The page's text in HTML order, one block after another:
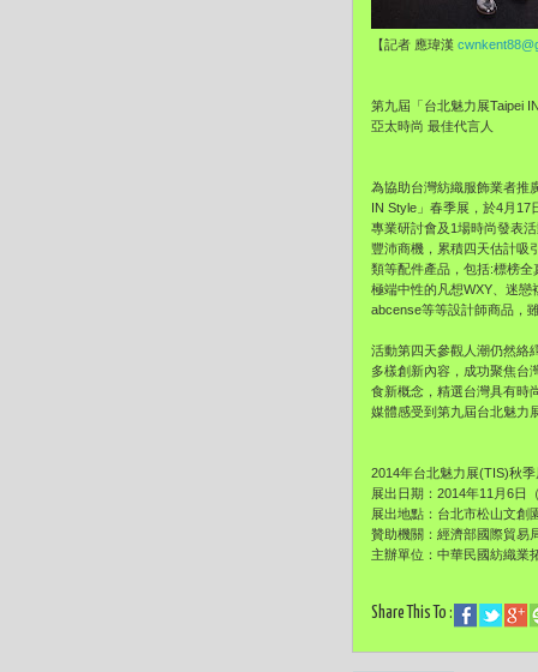
【記者 應瑋漢
第九屆「台北魅力展Taipei
亞太時尚 最佳代言人
為協助台灣紡織服飾業者推
IN Style」春季展，於4月
專業研討會及1場時尚發表
豐沛商機，累積四天估計吸
類等配件產品，包括:標榜
極端中性的凡想WXY、迷戀
abcense等等設計師商品，
活動第四天參觀人潮仍然絡
多樣創新內容，成功聚焦台
食新概念，精選台灣具有時
媒體感受到第九屆台北魅力
2014年台北魅力展(TIS)秋
展出日期：2014年11月6日
展出地點：台北市松山文創
贊助機關：經濟部國際貿易
主辦單位：中華民國紡織業
Share This To :